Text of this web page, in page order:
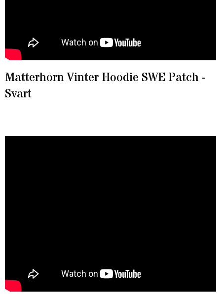
Matterhorn Vinter Hoodie SWE Patch -
Svart